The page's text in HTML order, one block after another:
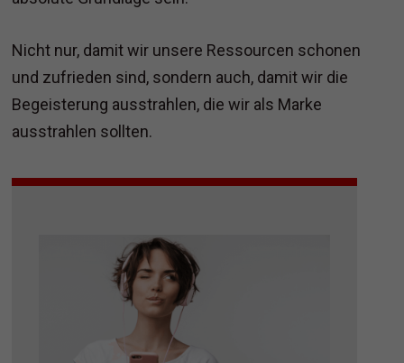
Nicht nur, damit wir unsere Ressourcen schonen
und zufrieden sind, sondern auch, damit wir die
Begeisterung ausstrahlen, die wir als Marke
ausstrahlen sollten.